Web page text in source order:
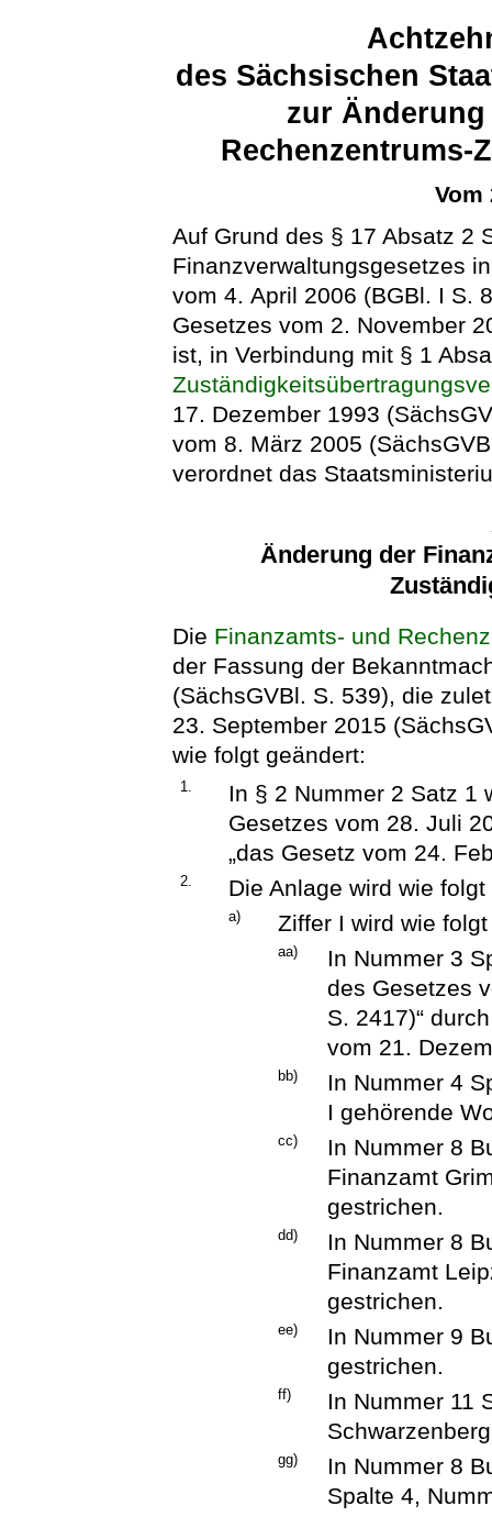
des Sächsischen
zur
Rechenzentrums-
Vom
Auf Grund des § 17 Absatz 2
Finanzverwaltungsgesetzes
vom 4. April 2006 (BGBl. I S.
Gesetzes vom 2. November
ist, in Verbindung mit § 1
17. Dezember 1993
vom 8. März 2005
verordnet das
Änderung der
Die Finanzamts- und
der Fassung der
(SächsGVBl. S. 539), die
23. September 2015
wie folgt geändert:
1.
In § 2 Nummer 2 Satz 1
Gesetzes vom 28. Juli
„das Gesetz vom 24.
2. Die Anlage wird wie
a) Ziffer I wird wie
aa)
In Nummer 3
des Gesetzes
S. 2417)“
vom 21.
bb)
In Nummer 4
I gehörende
cc)
In Nummer 8
Finanzamt
gestrichen.
dd)
In Nummer 8
Finanzamt
gestrichen.
ee)
In Nummer 9
gestrichen.
ff)
In Nummer 11
gg)
In Nummer 8
Spalte 4,